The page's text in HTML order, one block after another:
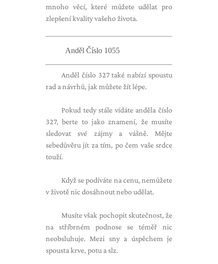
mnoho věcí, které můžete udělat pro
zlepšení kvality vašeho života.
Anděl Číslo 1055
Anděl číslo 327 také nabízí spoustu
rad a návrhů, jak můžete žít lépe.
Pokud tedy stále vídáte anděla číslo
327, berte to jako znamení, že musíte
sledovat své zájmy a vášně. Mějte
sebedůvěru jít za tím, po čem vaše srdce
touží.
Když se podíváte na cenu, nemůžete
v životě nic dosáhnout nebo udělat.
Musíte však pochopit skutečnost, že
na stříbrném podnose se téměř nic
neobsluhuje. Mezi sny a úspěchem je
spousta krve, potu a slz.